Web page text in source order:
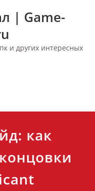
| Game-
и других интересных
как